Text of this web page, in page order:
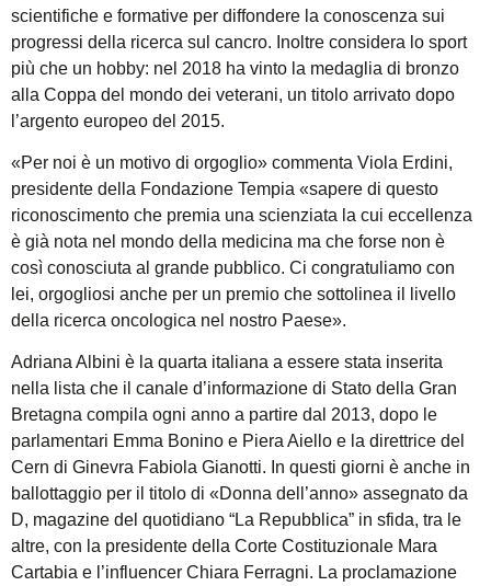
scientifiche e formative per diffondere la conoscenza sui
progressi della ricerca sul cancro. Inoltre considera lo sport
più che un hobby: nel 2018 ha vinto la medaglia di bronzo
alla Coppa del mondo dei veterani, un titolo arrivato dopo
l’argento europeo del 2015.
«Per noi è un motivo di orgoglio» commenta Viola Erdini,
presidente della Fondazione Tempia «sapere di questo
riconoscimento che premia una scienziata la cui eccellenza
è già nota nel mondo della medicina ma che forse non è
così conosciuta al grande pubblico. Ci congratuliamo con
lei, orgogliosi anche per un premio che sottolinea il livello
della ricerca oncologica nel nostro Paese».
Adriana Albini è la quarta italiana a essere stata inserita
nella lista che il canale d’informazione di Stato della Gran
Bretagna compila ogni anno a partire dal 2013, dopo le
parlamentari Emma Bonino e Piera Aiello e la direttrice del
Cern di Ginevra Fabiola Gianotti. In questi giorni è anche in
ballottaggio per il titolo di «Donna dell’anno» assegnato da
D, magazine del quotidiano “La Repubblica” in sfida, tra le
altre, con la presidente della Corte Costituzionale Mara
Cartabia e l’influencer Chiara Ferragni. La proclamazione